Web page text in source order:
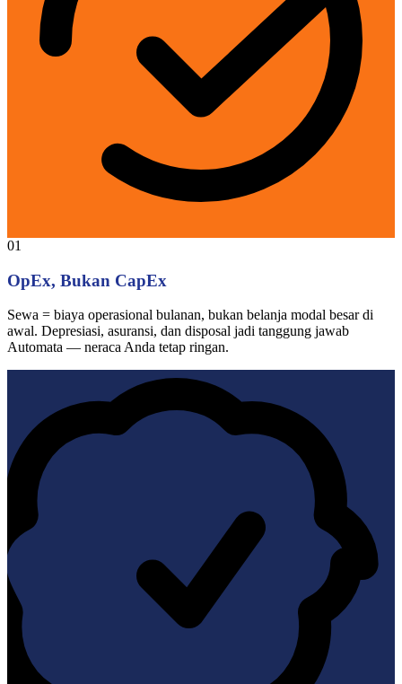
01
OpEx, Bukan CapEx
Sewa = biaya operasional bulanan, bukan belanja modal besar di
awal. Depresiasi, asuransi, dan disposal jadi tanggung jawab
Automata — neraca Anda tetap ringan.